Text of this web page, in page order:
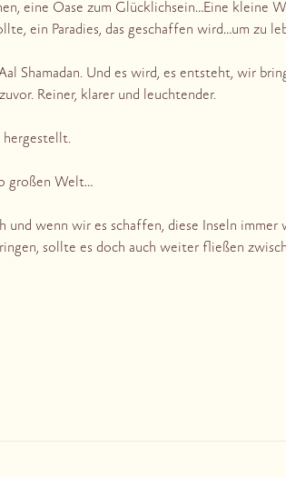
eine Oase zum Glücklichsein…Eine kleine
ein Paradies, das geschaffen wird…um zu
Shamadan. Und es wird, es entsteht, wir
Reiner, klarer und leuchtender.
hergestellt.
großen Welt…
und wenn wir es schaffen, diese Inseln immer
sollte es doch auch weiter fließen